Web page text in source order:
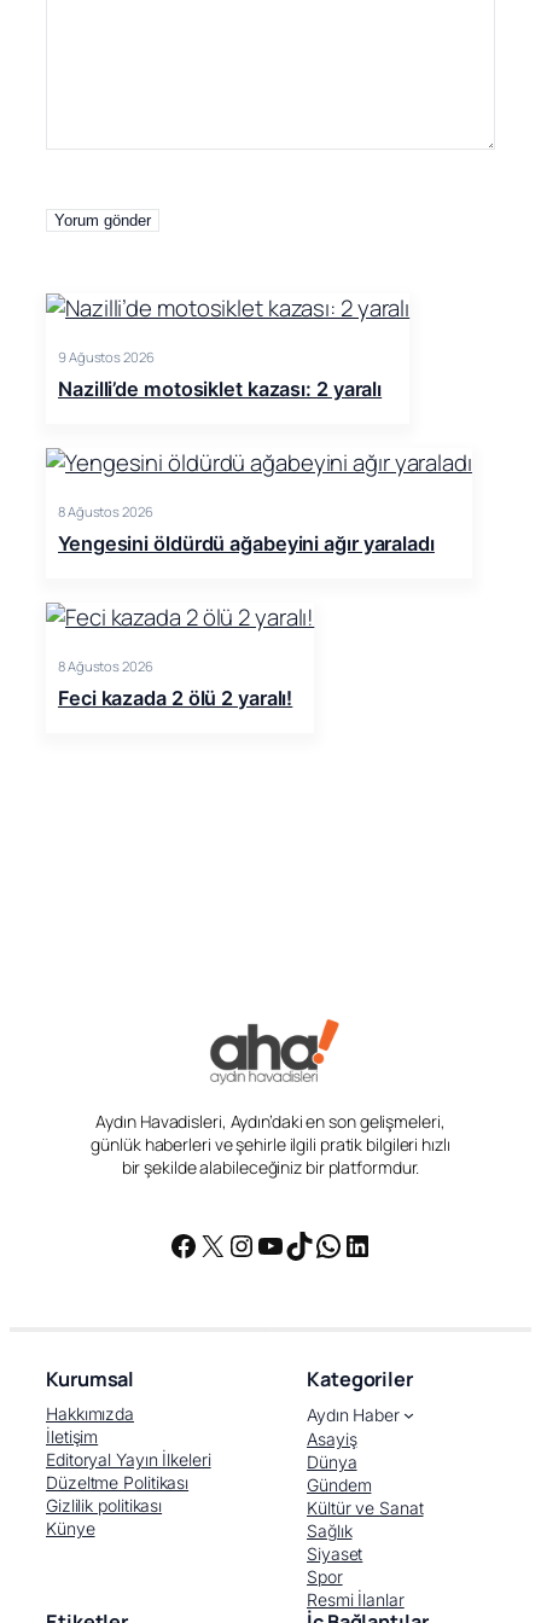
9 Ağustos 2026
Nazilli’de motosiklet kazası: 2 yaralı
8 Ağustos 2026
Yengesini öldürdü ağabeyini ağır yaraladı
8 Ağustos 2026
Feci kazada 2 ölü 2 yaralı!
Aydın Havadisleri, Aydın’daki en son gelişmeleri,
günlük haberleri ve şehirle ilgili pratik bilgileri hızlı
bir şekilde alabileceğiniz bir platformdur.
Facebook
X Instagram
YouTube
TikTok
WhatsApp
LinkedIn
Kurumsal
Hakkımızda
İletişim
Editoryal Yayın İlkeleri
Düzeltme Politikası
Gizlilik politikası
Künye
Kategoriler
Aydın Haber
Asayiş
Dünya
Gündem
Kültür ve Sanat
Sağlık
Siyaset
Spor
Resmi İlanlar